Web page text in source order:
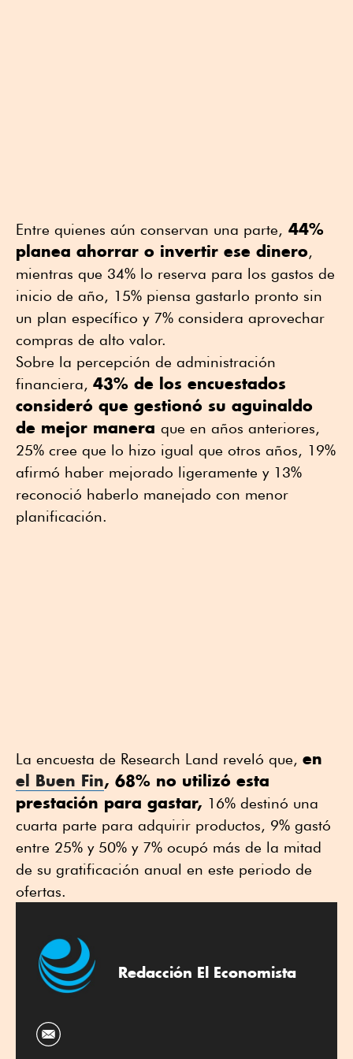
Entre quienes aún conservan una parte, 44%
planea ahorrar o invertir ese dinero,
mientras que 34% lo reserva para los gastos de
inicio de año, 15% piensa gastarlo pronto sin
un plan específico y 7% considera aprovechar
compras de alto valor.
Sobre la percepción de administración
financiera, 43% de los encuestados
consideró que gestionó su aguinaldo
de mejor manera que en años anteriores,
25% cree que lo hizo igual que otros años, 19%
afirmó haber mejorado ligeramente y 13%
reconoció haberlo manejado con menor
planificación.
La encuesta de Research Land reveló que, en
el Buen Fin, 68% no utilizó esta
prestación para gastar, 16% destinó una
cuarta parte para adquirir productos, 9% gastó
entre 25% y 50% y 7% ocupó más de la mitad
de su gratificación anual en este periodo de
ofertas.
Redacción El Economista